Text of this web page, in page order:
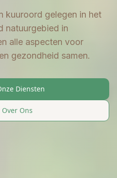
kuuroord gelegen in het
natuurgebied in
alle aspecten voor
gezondheid samen.
Diensten
Ons